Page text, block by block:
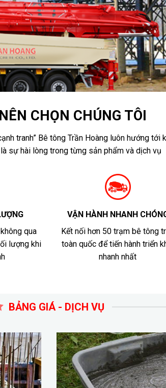
CHỌN CHÚNG TÔI
tranh” Bê tông Trần Hoàng luôn hướng
sự hài lòng trong từng sản phẩm và dịch vụ
qua
lượng khi
VẬN HÀNH NHANH
Kết nối hơn 50 trạm bê tông
toàn quốc để tiến hành triển
nhanh nhất
BẢNG GIÁ - DỊCH VỤ